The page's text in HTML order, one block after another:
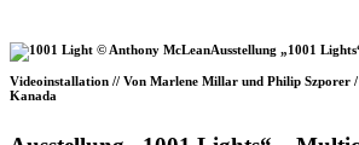
Ausstellung „1001
Videoinstallation // Von Marlene Millar und Philip Szporer
Kanada